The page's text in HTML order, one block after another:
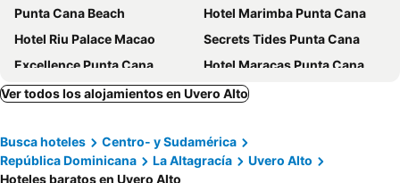
Punta Cana Beach
Hotel Marimba Punta Cana
Hotel Riu Palace Macao
Secrets Tides Punta Cana
Excellence Punta Cana
Hotel Maracas Punta Cana
The Patio
Hotel Capriccio Mare y Restaurante
Luxury Private Villas with Pool, Private Beach, BBQ
Apartahotel Next Nivel
Bavaro Punta Cana Hotel Flamboyan
Ver todos los alojamientos en Uvero Alto
Busca hoteles
Centro- y Sudamérica
República Dominicana
La Altagracía
Uvero Alto
Hoteles baratos en Uvero Alto